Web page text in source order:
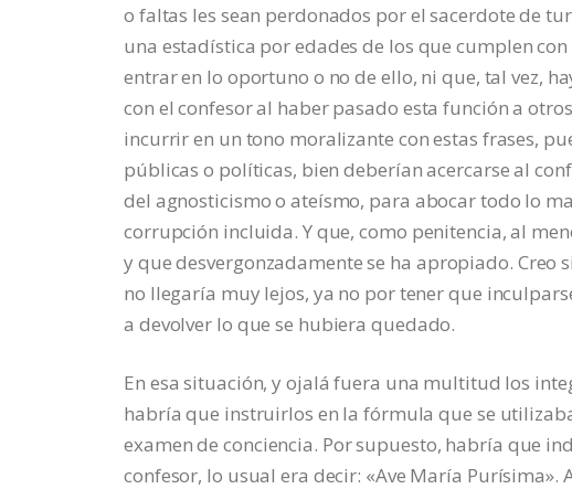
o faltas les sean perdonados por el sacerdote de
una estadística por edades de los que cumplen
entrar en lo oportuno o no de ello, ni que, tal vez,
con el confesor al haber pasado esta función a
incurrir en un tono moralizante con estas frases,
públicas o políticas, bien deberían acercarse al
del agnosticismo o ateísmo, para abocar todo lo
corrupción incluida. Y que, como penitencia, al
y que desvergonzadamente se ha apropiado. Creo
no llegaría muy lejos, ya no por tener que
a devolver lo que se hubiera quedado.
En esa situación, y ojalá fuera una multitud los
habría que instruirlos en la fórmula que se
examen de conciencia. Por supuesto, habría que
confesor, lo usual era decir: «Ave María Purísima».